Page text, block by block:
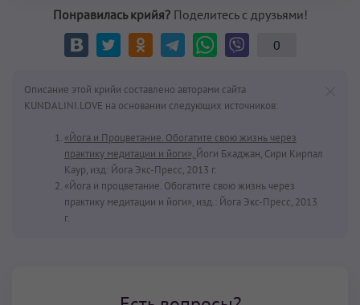
Понравилась крийя?Поделитесь с друзьями!
0
Описание этой крийи составлено авторами сайта
KUNDALINI.LOVE на основании следующих источников:
«Йога и Процветание. Обогатите свою жизнь через
практику медитации и йоги», Йоги Бхаджан, Сири Кирпал
Каур, изд: Йога Экс-Пресс, 2013 г.
«Йога и процветание. Обогатите свою жизнь через
практику медитации и йоги», изд.: Йога Экс-Пресс, 2013
г.